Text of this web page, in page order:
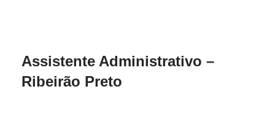
Assistente Administrativo –
Ribeirão Preto